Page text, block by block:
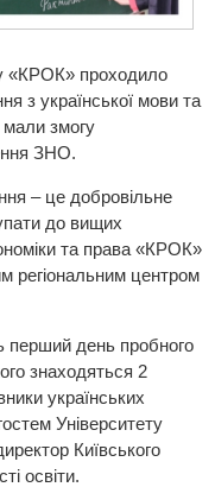
«КРОК» проходило
з української мови та
мали змогу
ЗНО.
– це добровільне
до вищих
та права «КРОК»
регіональним центром
перший день пробного
знаходяться 2
українських
Університету
Київського
освіти.